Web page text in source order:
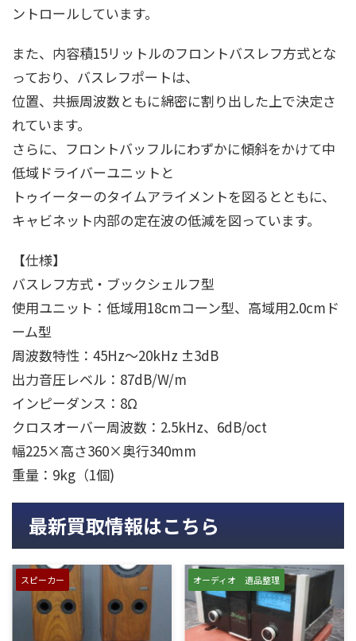
ントロールしています。
また、内容積15リットルのフロントバスレフ方式とな
っており、バスレフポートは、
位置、共振周波数ともに綿密に割り出した上で決定さ
れています。
さらに、フロントバッフルにわずかに傾斜をかけて中
低域ドライバーユニットと
トゥイーターのタイムアライメントを図るとともに、
キャビネット内部の定在波の低減を図っています。
【仕様】
バスレフ方式・ブックシェルフ型
使用ユニット：低域用18cmコーン型、高域用2.0cmド
ーム型
周波数特性：45Hz～20kHz ±3dB
出力音圧レベル：87dB/W/m
インピーダンス：8Ω
クロスオーバー周波数：2.5kHz、6dB/oct
幅225×高さ360×奥行340mm
重量：9kg（1個)
最新買取情報はこちら
スピーカー オーディオ 遺品整理